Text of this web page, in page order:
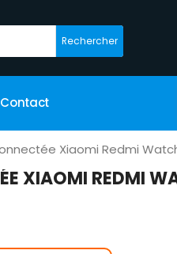
Rechercher
Contact
Xiaomi Redmi
XIAOMI REDMI